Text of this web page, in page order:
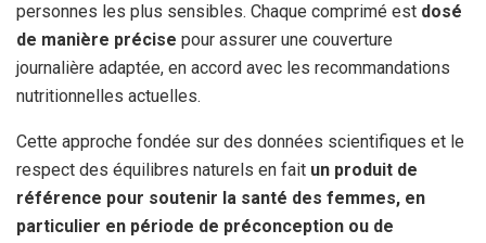
personnes les plus sensibles. Chaque comprimé est dosé
de manière précise pour assurer une couverture
journalière adaptée, en accord avec les recommandations
nutritionnelles actuelles.
Cette approche fondée sur des données scientifiques et le
respect des équilibres naturels en fait un produit de
référence pour soutenir la santé des femmes, en
particulier en période de préconception ou de